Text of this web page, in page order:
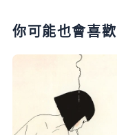
你可能也會喜歡